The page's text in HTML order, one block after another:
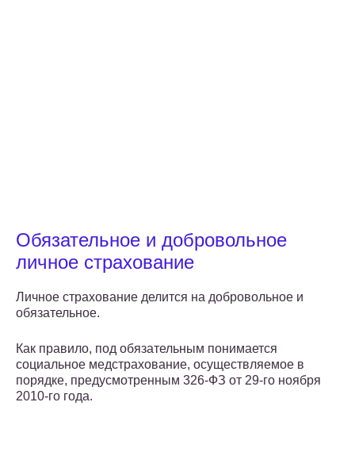
Обязательное и добровольное
личное страхование
Личное страхование делится на добровольное и
обязательное.
Как правило, под обязательным понимается
социальное медстрахование, осуществляемое в
порядке, предусмотренным 326-ФЗ от 29-го ноября
2010-го года.